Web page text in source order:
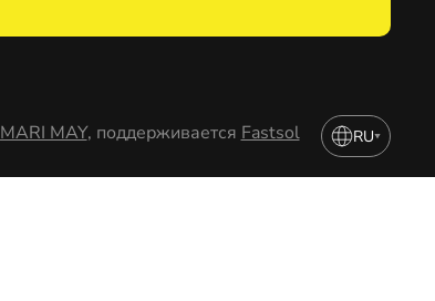
MARI MAY, поддерживается Fastsol RU